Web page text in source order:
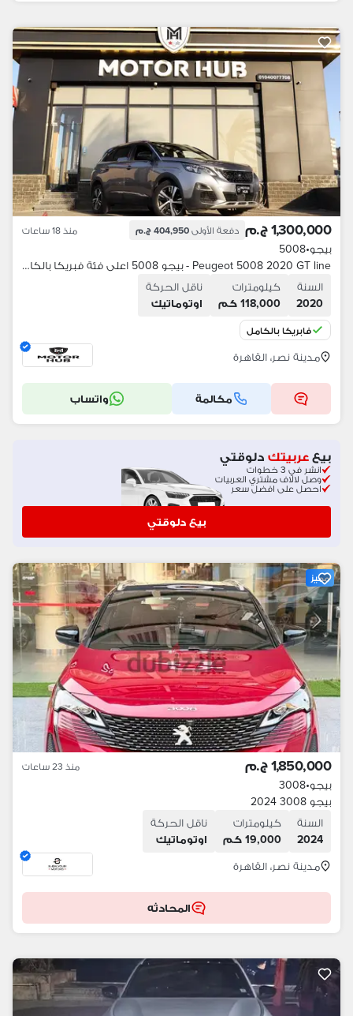
1,300,000 ج.م دفعة الأولى 404,950 ج.م منذ 18 ساعات
بيجو•
5008
Peugeot 5008 2020 GT line - بيجو 5008 اعلى فئة فبريكا بالكامل 7 مقاعد
السنة
2020
كيلومترات
118,000 كم
ناقل الحركة
اوتوماتيك
فابريكا بالكامل
مدينة نصر، القاهرة
مكالمة واتساب
بيععربيتك دلوقتي
انشر في 3 خطوات
وصل لالاف مشتري العربيات
احصل على افضل سعر
بيع دلوقتي
مميز
1,850,000 ج.م منذ 23 ساعات
بيجو•
3008
بيجو 3008 2024
السنة
2024
كيلومترات
19,000 كم
ناقل الحركة
اوتوماتيك
مدينة نصر، القاهرة
المحادثه